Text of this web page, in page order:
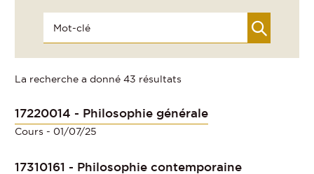
La recherche a donné 43 résultats
17220014 - Philosophie générale
Cours - 01/07/25
17310161 - Philosophie contemporaine